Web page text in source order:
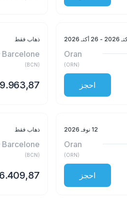
- 26 أكتـ 2026
Oran
(
ORN
)
احجز
ذهاب فقط
Barcelone
(
BCN
)
12 نوفـ 2026
Oran
(
ORN
)
احجز
ذهاب فقط
Barcelone
(
BCN
)